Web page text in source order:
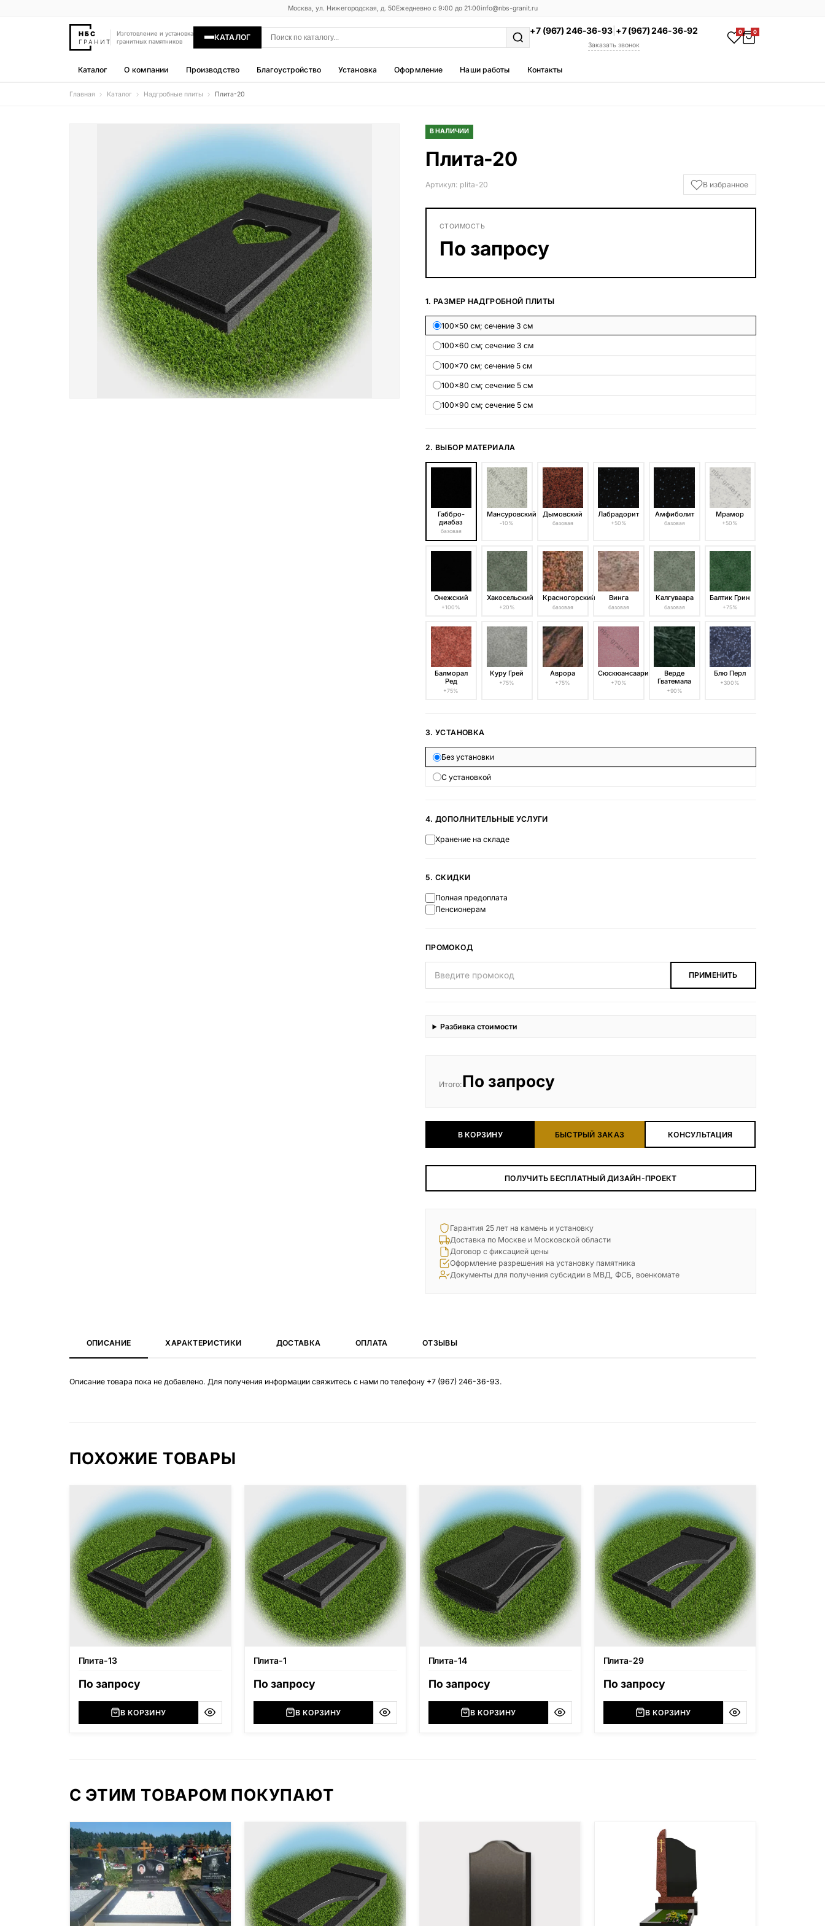
Москва, ул. Нижегородская, д. 50Ежедневно с 9:00 до 21:00info@nbs-granit.ru
Изготовление и установка
гранитных памятников
КАТАЛОГ
+7 (967) 246-36-93| +7 (967) 246-36-92
Заказать звонок
0 0
Каталог О компании Производство Благоустройство Установка Оформление Наши работы Контакты
Надгробные плиты
30 моделей
Благоустройство
Гранитные ограды
15 моделей
Металлические ограды
Гранитные цветники
7 моделей 23 модели
Вазы и лампады
24 модели
ВЕСЬ КАТАЛОГ
Главная Каталог Надгробные плиты Плита-20
В НАЛИЧИИ
Плита-20
Артикул: plita-20 В избранное
СТОИМОСТЬ
По запросу
1. РАЗМЕР НАДГРОБНОЙ ПЛИТЫ
100×50 см; сечение 3 см
100×60 см; сечение 3 см
100×70 см; сечение 5 см
100×80 см; сечение 5 см
100×90 см; сечение 5 см
2. ВЫБОР МАТЕРИАЛА
Габбро-
диабаз
базовая
Мансуровский
-10%
Дымовский
базовая
Лабрадорит
+50%
Амфиболит
базовая
Мрамор
+50%
Онежский
+100%
Хакосельский
+20%
Красногорский
базовая
Винга
базовая
Калгуваара
базовая
Балтик Грин
+75%
Балморал
Ред
+75%
Куру Грей
+75%
Аврора
+75%
Сюскюансаари
+70%
Верде
Гватемала
+90%
Блю Перл
+300%
3. УСТАНОВКА
Без установки
С установкой
4. ДОПОЛНИТЕЛЬНЫЕ УСЛУГИ
Хранение на складе
5. СКИДКИ
Полная предоплата
Пенсионерам
ПРОМОКОД
ПРИМЕНИТЬ
Разбивка стоимости
Итого:По запросу
В КОРЗИНУ БЫСТРЫЙ ЗАКАЗ КОНСУЛЬТАЦИЯ
ПОЛУЧИТЬ БЕСПЛАТНЫЙ ДИЗАЙН-ПРОЕКТ
Гарантия 25 лет на камень и установку
Доставка по Москве и Московской области
Договор с фиксацией цены
Оформление разрешения на установку памятника
Документы для получения субсидии в МВД, ФСБ, военкомате
ОПИСАНИЕ ХАРАКТЕРИСТИКИ ДОСТАВКА ОПЛАТА ОТЗЫВЫ
Описание товара пока не добавлено. Для получения информации свяжитесь с нами по телефону +7 (967) 246-36-93.
ПОХОЖИЕ ТОВАРЫ
Плита-13
По запросу
В КОРЗИНУ
Плита-1
По запросу
В КОРЗИНУ
Плита-14
По запросу
В КОРЗИНУ
Плита-29
По запросу
В КОРЗИНУ
С ЭТИМ ТОВАРОМ ПОКУПАЮТ